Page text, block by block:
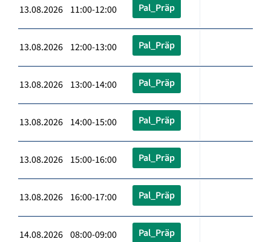
13.08.2026 11:00-12:00 Pal_Präp
13.08.2026 12:00-13:00 Pal_Präp
13.08.2026 13:00-14:00 Pal_Präp
13.08.2026 14:00-15:00 Pal_Präp
13.08.2026 15:00-16:00 Pal_Präp
13.08.2026 16:00-17:00 Pal_Präp
14.08.2026 08:00-09:00 Pal_Präp